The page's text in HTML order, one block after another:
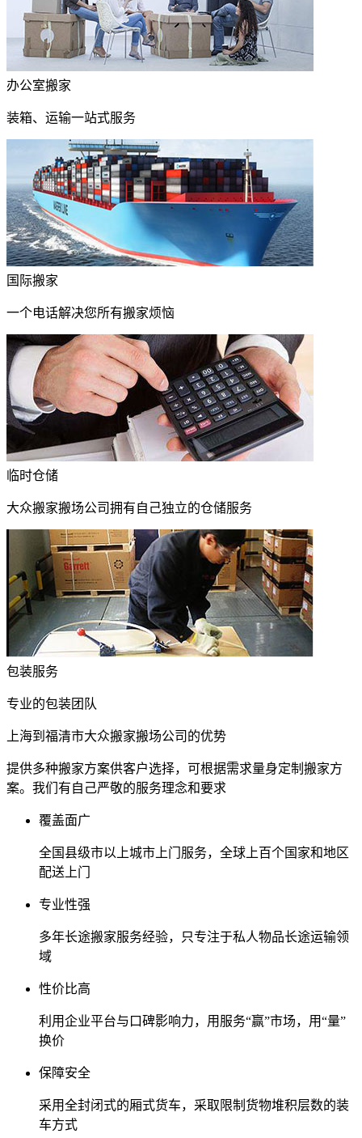
办公室搬家
装箱、运输一站式服务
国际搬家
一个电话解决您所有搬家烦恼
临时仓储
大众搬家搬场公司拥有自己独立的仓储服务
包装服务
专业的包装团队
上海到福清市大众搬家搬场公司的优势
提供多种搬家方案供客户选择，可根据需求量身定制搬家方
案。我们有自己严敬的服务理念和要求
覆盖面广
全国县级市以上城市上门服务，全球上百个国家和地区
配送上门
专业性强
多年长途搬家服务经验，只专注于私人物品长途运输领
域
性价比高
利用企业平台与口碑影响力，用服务“赢”市场，用“量”
换价
保障安全
采用全封闭式的厢式货车，采取限制货物堆积层数的装
车方式